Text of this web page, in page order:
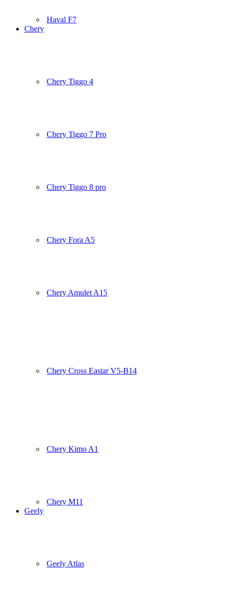
Haval F7
Chery
Chery Tiggo 4
Chery Tiggo 7 Pro
Chery Tiggo 8 pro
Chery Fora A5
Chery Amulet A15
Chery Cross Eastar V5-B14
Chery Kimo A1
Chery M11
Geely
Geely Atlas